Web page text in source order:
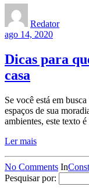
Redator
ago 14, 2020
Dicas para
casa
Se você está em
espaços de sua
ambientes, este texto
Ler mais
No Comments In
Pesquisar por: